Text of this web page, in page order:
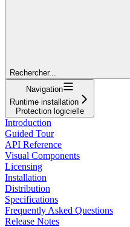
Rechercher...
Navigation
Runtime installation
Protection logicielle
Introduction
Guided Tour
API Reference
Visual Components
Licensing
Installation
Distribution
Specifications
Frequently Asked Questions
Release Notes